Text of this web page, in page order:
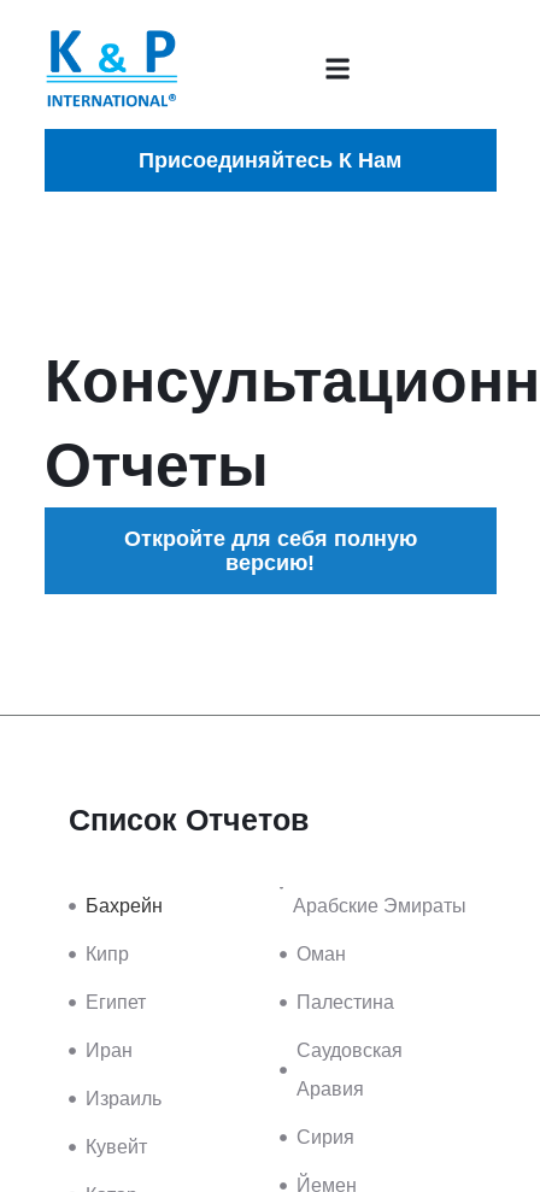
Присоединяйтесь К Нам
Отчеты
Откройте для себя полную
версию!
Список Отчетов
Бахрейн
Кипр
Египет
Иран
Израиль
Кувейт
Арабские Эмираты
Оман
Палестина
Саудовская
Аравия
Сирия
Йемен